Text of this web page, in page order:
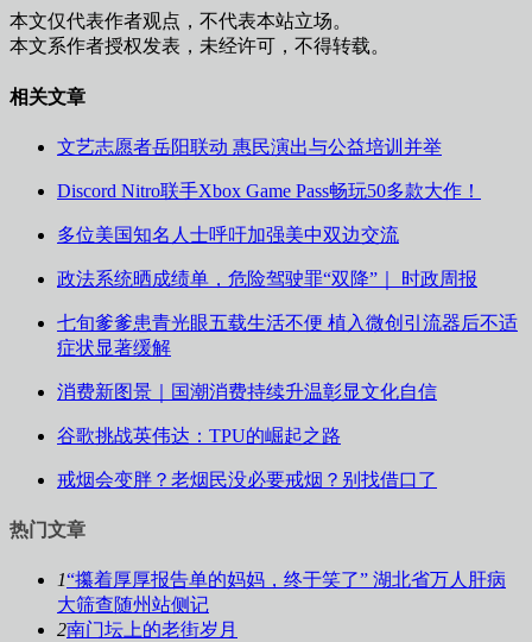
本文仅代表作者观点，不代表本站立场。
本文系作者授权发表，未经许可，不得转载。
相关文章
文艺志愿者岳阳联动 惠民演出与公益培训并举
Discord Nitro联手Xbox Game Pass畅玩50多款大作！
多位美国知名人士呼吁加强美中双边交流
政法系统晒成绩单，危险驾驶罪“双降”｜ 时政周报
七旬爹爹患青光眼五载生活不便 植入微创引流器后不适
症状显著缓解
消费新图景｜国潮消费持续升温彰显文化自信
谷歌挑战英伟达：TPU的崛起之路
戒烟会变胖？老烟民没必要戒烟？别找借口了
热门文章
1“攥着厚厚报告单的妈妈，终于笑了” 湖北省万人肝病
大筛查随州站侧记
2南门坛上的老街岁月